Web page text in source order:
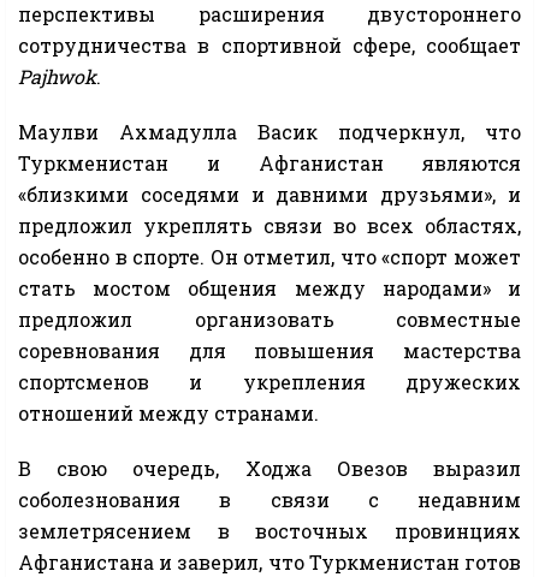
перспективы расширения двустороннего
сотрудничества в спортивной сфере, сообщает
Pajhwok.
Маулви Ахмадулла Васик подчеркнул, что
Туркменистан и Афганистан являются
«близкими соседями и давними друзьями», и
предложил укреплять связи во всех областях,
особенно в спорте. Он отметил, что «спорт может
стать мостом общения между народами» и
предложил организовать совместные
соревнования для повышения мастерства
спортсменов и укрепления дружеских
отношений между странами.
В свою очередь, Ходжа Овезов выразил
соболезнования в связи с недавним
землетрясением в восточных провинциях
Афганистана и заверил, что Туркменистан готов